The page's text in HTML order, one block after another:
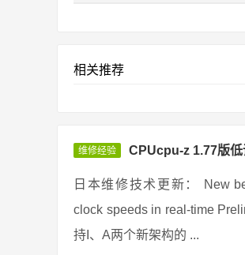
相关推荐
维修经验 CPUcpu-z 1.77版低
日本维修技术更新： New
clock speeds in real-time
持I、A两个新架构的 ...